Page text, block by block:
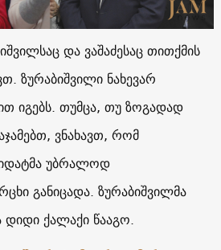
და ვაშაძესაც თითქმის
ზურაბიშვილი ნახევარ
იგებს. თუმცა, თუ ზოგადად
ვნახავთ, რომ
უბრალოდ
განიცადა. ზურაბიშვილმა
ქალაქი წააგო.